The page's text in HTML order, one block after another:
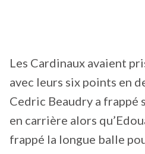
Les Cardinaux avaient
avec leurs six points en
Cedric Beaudry a frappé
en carrière alors
frappé la longue balle